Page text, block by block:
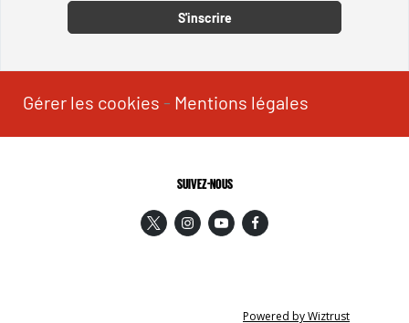
S'inscrire
Gérer les cookies - Mentions légales
SUIVEZ-NOUS
Powered by Wiztrust